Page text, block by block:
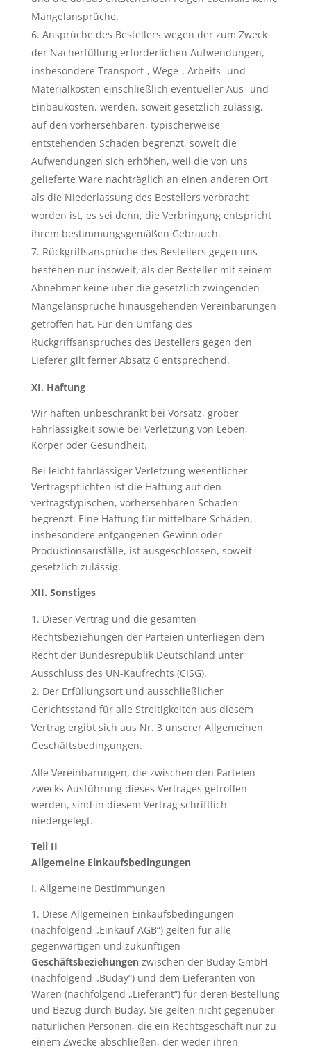
Mängelansprüche.
Ansprüche des Bestellers wegen der zum Zweck
der Nacherfüllung erforderlichen Aufwendungen,
insbesondere Transport-, Wege-, Arbeits- und
Materialkosten einschließlich eventueller Aus- und
Einbaukosten, werden, soweit gesetzlich zulässig,
auf den vorhersehbaren, typischerweise
entstehenden Schaden begrenzt, soweit die
Aufwendungen sich erhöhen, weil die von uns
gelieferte Ware nachträglich an einen anderen Ort
als die Niederlassung des Bestellers verbracht
worden ist, es sei denn, die Verbringung entspricht
ihrem bestimmungsgemäßen Gebrauch.
Rückgriffsansprüche des Bestellers gegen uns
bestehen nur insoweit, als der Besteller mit seinem
Abnehmer keine über die gesetzlich zwingenden
Mängelansprüche hinausgehenden Vereinbarungen
getroffen hat. Für den Umfang des
Rückgriffsanspruches des Bestellers gegen den
Lieferer gilt ferner Absatz 6 entsprechend.
XI. Haftung
Wir haften unbeschränkt bei Vorsatz, grober
Fahrlässigkeit sowie bei Verletzung von Leben,
Körper oder Gesundheit.
Bei leicht fahrlässiger Verletzung wesentlicher
Vertragspflichten ist die Haftung auf den
vertragstypischen, vorhersehbaren Schaden
begrenzt. Eine Haftung für mittelbare Schäden,
insbesondere entgangenen Gewinn oder
Produktionsausfälle, ist ausgeschlossen, soweit
gesetzlich zulässig.
XII. Sonstiges
Dieser Vertrag und die gesamten
Rechtsbeziehungen der Parteien unterliegen dem
Recht der Bundesrepublik Deutschland unter
Ausschluss des UN-Kaufrechts (CISG).
Der Erfüllungsort und ausschließlicher
Gerichtsstand für alle Streitigkeiten aus diesem
Vertrag ergibt sich aus Nr. 3 unserer Allgemeinen
Geschäftsbedingungen.
Alle Vereinbarungen, die zwischen den Parteien
zwecks Ausführung dieses Vertrages getroffen
werden, sind in diesem Vertrag schriftlich
niedergelegt.
Teil II
Allgemeine Einkaufsbedingungen
I. Allgemeine Bestimmungen
1. Diese Allgemeinen Einkaufsbedingungen
(nachfolgend „Einkauf-AGB“) gelten für alle
gegenwärtigen und zukünftigen
Geschäftsbeziehungenzwischen der Buday GmbH
(nachfolgend „Buday“) und dem Lieferanten von
Waren (nachfolgend „Lieferant“) für deren Bestellung
und Bezug durch Buday. Sie gelten nicht gegenüber
natürlichen Personen, die ein Rechtsgeschäft nur zu
einem Zwecke abschließen, der weder ihren